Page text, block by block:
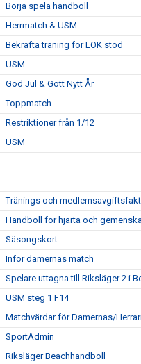
Börja spela handboll
Herrmatch & USM
Bekräfta träning för LOK stöd
USM
God Jul & Gott Nytt År
Toppmatch
Restriktioner från 1/12
USM
Tränings och
Handboll för hjärta och
Säsongskort
Inför damernas match
Spelare uttagna till Riksläger 2 i
USM steg 1 F14
Matchvärdar för Damernas/
SportAdmin
Riksläger Beachhandboll